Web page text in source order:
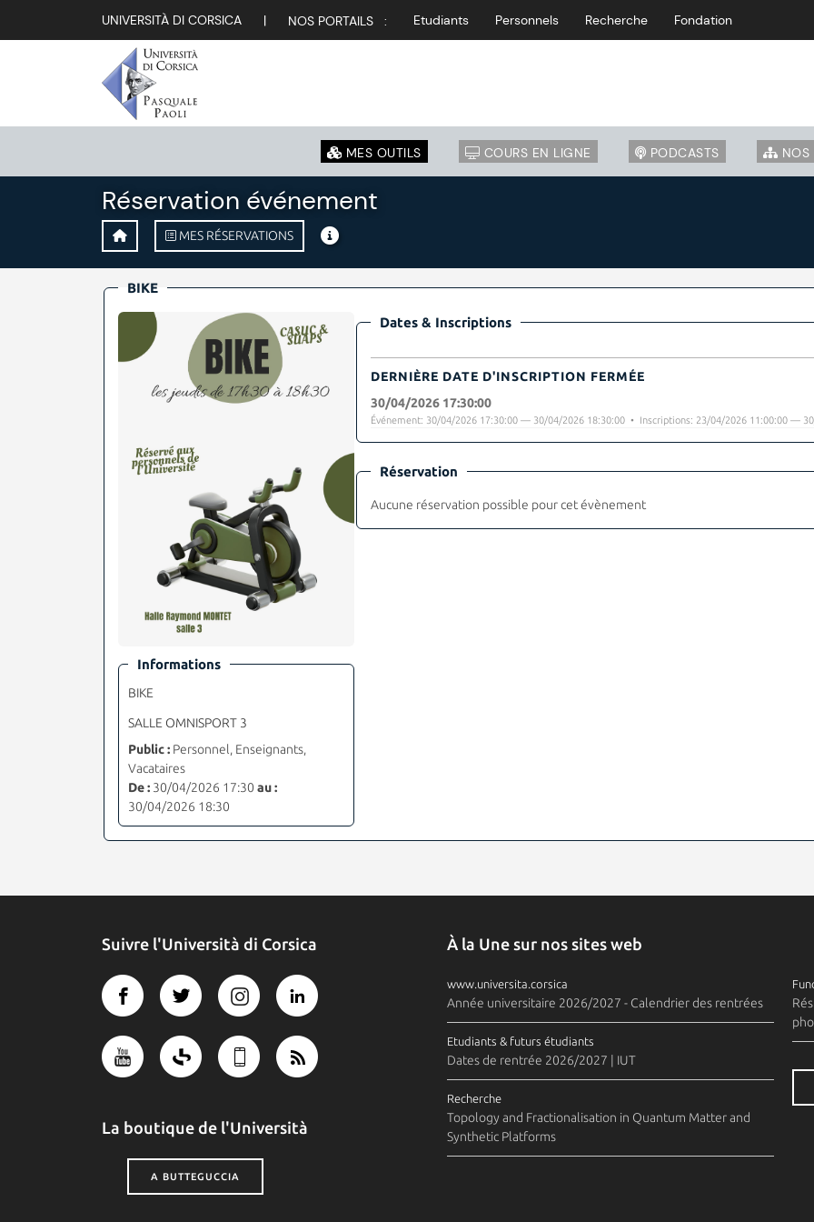
UNIVERSITÀ DI CORSICA | NOS PORTAILS : Etudiants Personnels Recherche Fondation
MES OUTILS COURS EN LIGNE PODCASTS NOS
Réservation événement
MES RÉSERVATIONS
BIKE
Informations
BIKE
SALLE OMNISPORT 3
Public : Personnel, Enseignants,
Vacataires
De : 30/04/2026 17:30 au :
30/04/2026 18:30
Dates & Inscriptions
DERNIÈRE DATE D'INSCRIPTION FERMÉE
30/04/2026 17:30:00
Événement: 30/04/2026 17:30:00 — 30/04/2026 18:30:00 • Inscriptions: 23/04/2026 11:00:00 —
Réservation
Aucune réservation possible pour cet évènement
Suivre l'Università di Corsica
La boutique de l'Università
A BUTTEGUCCIA
À la Une sur nos sites web
www.universita.corsica
Année universitaire 2026/2027 - Calendrier des rentrées
Etudiants & futurs étudiants
Dates de rentrée 2026/2027 | IUT
Recherche
Topology and Fractionalisation in Quantum Matter and
Synthetic Platforms